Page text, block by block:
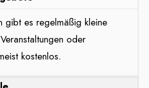
gibt es regelmäßig kleine
oder
kostenlos.